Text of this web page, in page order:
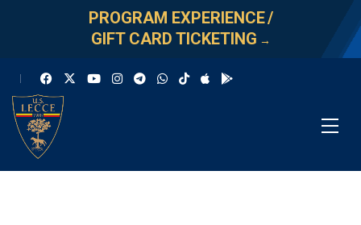
PROGRAM EXPERIENCE/
GIFT CARD TICKETING →